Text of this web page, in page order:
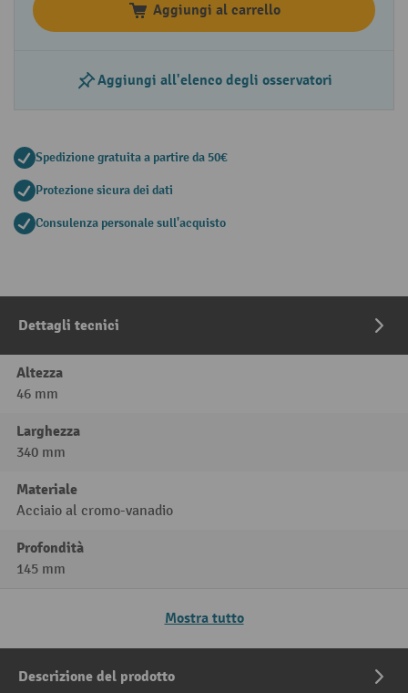
Aggiungi al carrello
Aggiungi all'elenco degli osservatori
Spedizione gratuita a partire da 50€
Protezione sicura dei dati
Consulenza personale sull'acquisto
Dettagli tecnici
Altezza
46 mm
Larghezza
340 mm
Materiale
Acciaio al cromo-vanadio
Profondità
145 mm
Mostra tutto
Descrizione del prodotto